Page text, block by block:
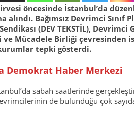
öncesinde İstanbul’da
alındı. Bağımsız Devrimci
(DEV TEKSTİL),
ve Mücadele Birliği çevresinden
tepki gösterdi.
Demokrat Haber Merkezi
sabah saatlerinde
de bulunduğu çok